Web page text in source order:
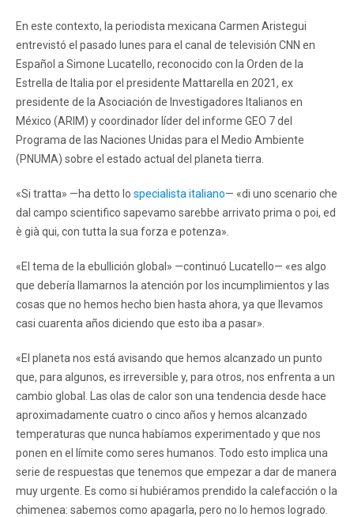
En este contexto, la periodista mexicana Carmen Aristegui
entrevistó el pasado lunes para el canal de televisión CNN en
Español a Simone Lucatello, reconocido con la Orden de la
Estrella de Italia por el presidente Mattarella en 2021, ex
presidente de la Asociación de Investigadores Italianos en
México (ARIM) y coordinador líder del informe GEO 7 del
Programa de las Naciones Unidas para el Medio Ambiente
(PNUMA) sobre el estado actual del planeta tierra.
«Si tratta» —ha detto lo specialista italiano— «di uno scenario che
dal campo scientifico sapevamo sarebbe arrivato prima o poi, ed
è già qui, con tutta la sua forza e potenza».
«El tema de la ebullición global» —continuó Lucatello— «es algo
que debería llamarnos la atención por los incumplimientos y las
cosas que no hemos hecho bien hasta ahora, ya que llevamos
casi cuarenta años diciendo que esto iba a pasar».
«El planeta nos está avisando que hemos alcanzado un punto
que, para algunos, es irreversible y, para otros, nos enfrenta a un
cambio global. Las olas de calor son una tendencia desde hace
aproximadamente cuatro o cinco años y hemos alcanzado
temperaturas que nunca habíamos experimentado y que nos
ponen en el límite como seres humanos. Todo esto implica una
serie de respuestas que tenemos que empezar a dar de manera
muy urgente. Es como si hubiéramos prendido la calefacción o la
chimenea: sabemos como apagarla, pero no lo hemos logrado.